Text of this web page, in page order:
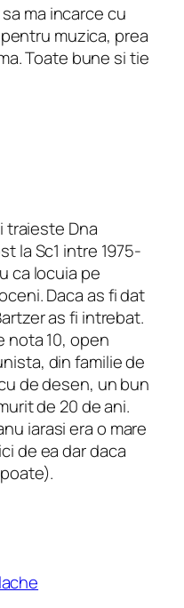
ma incarce cu
muzica, prea
Toate bune si tie
traieste Dna
la Sc1 intre 1975-
ca locuia pe
Daca as fi dat
as fi intrebat.
nota 10, open
din familie de
de desen, un bun
de 20 de ani.
iarasi era o mare
de ea dar daca